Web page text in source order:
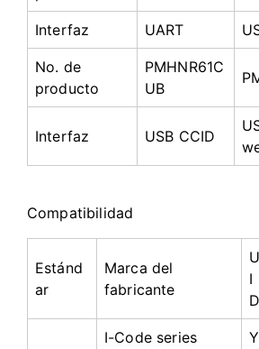
Interfaz UART
No. de
producto
PMHNR61C
UB
Interfaz USB CCID
Compatibilidad
Estánd
ar
Marca del
fabricante
U
I
D
I-Code series Y